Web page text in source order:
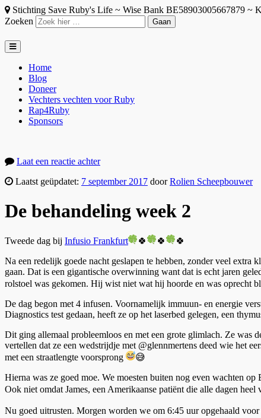
Stichting Save Ruby's Life ~ Wise Bank BE58903005667879 ~
Zoeken
Home
Blog
Doneer
Vechters vechten voor Ruby
Rap4Ruby
Sponsors
Laat een reactie achter
Laatst geüpdatet: 7 september 2017 door Rolien Scheepbouwer
De behandeling week 2
Tweede dag bij Infusio Frankfurt 🍀 🍀
🍀
Na een redelijk goede nacht geslapen te hebben, zonder veel
gaan. Dat is een gigantische overwinning want dat is echt jaren
rolstoel was gekomen. Hij wist niet wat hij hoorde en was oprecht
De dag begon met 4 infusen. Voornamelijk immuun- en energie
Diagnostics test gedaan, heeft ze op het laserbed gelegen, een
Dit ging allemaal probleemloos en met een grote glimlach. Ze was
vertellen dat ze een wedstrijdje met @glennmertens deed wie het
met een straatlengte voorsprong
😅
Hierna was ze goed moe. We moesten buiten nog even wachten
Ook niet omdat James, een Amerikaanse patiënt die alle dagen
Nu goed uitrusten. Morgen worden we om 6:45 uur opgehaald